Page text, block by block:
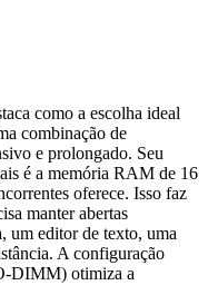
como a escolha ideal
combinação de
e prolongado. Seu
é a memória RAM de 16
oferece. Isso faz
manter abertas
um editor de texto, uma
A configuração
DIMM) otimiza a